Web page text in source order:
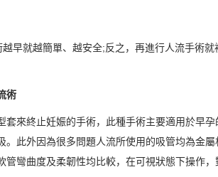
早就越簡單、越安全;反之，再進行人流手術就
術
來終止妊娠的手術，此種手術主要適用於早
此外因為很多問題人流所使用的吸管均為金
彎曲度及柔韌性均比較，在可視狀態下操作